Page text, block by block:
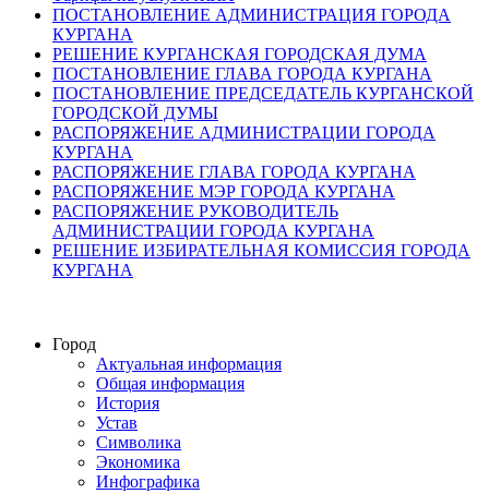
ПОСТАНОВЛЕНИЕ АДМИНИСТРАЦИЯ ГОРОДА
КУРГАНА
РЕШЕНИЕ КУРГАНСКАЯ ГОРОДСКАЯ ДУМА
ПОСТАНОВЛЕНИЕ ГЛАВА ГОРОДА КУРГАНА
ПОСТАНОВЛЕНИЕ ПРЕДСЕДАТЕЛЬ КУРГАНСКОЙ
ГОРОДСКОЙ ДУМЫ
РАСПОРЯЖЕНИЕ АДМИНИСТРАЦИИ ГОРОДА
КУРГАНА
РАСПОРЯЖЕНИЕ ГЛАВА ГОРОДА КУРГАНА
РАСПОРЯЖЕНИЕ МЭР ГОРОДА КУРГАНА
РАСПОРЯЖЕНИЕ РУКОВОДИТЕЛЬ
АДМИНИСТРАЦИИ ГОРОДА КУРГАНА
РЕШЕНИЕ ИЗБИРАТЕЛЬНАЯ КОМИССИЯ ГОРОДА
КУРГАНА
Город
Актуальная информация
Общая информация
История
Устав
Символика
Экономика
Инфографика